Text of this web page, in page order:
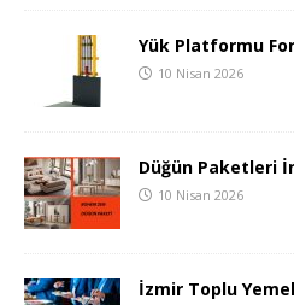
Yük Platformu
10 Nisan 2026
Düğün Paketleri
10 Nisan 2026
İzmir Toplu